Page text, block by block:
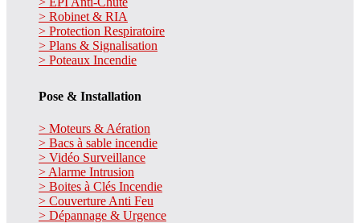
> Robinet & RIA
> Protection Respiratoire
> Plans & Signalisation
> Poteaux Incendie
Pose & Installation
> Moteurs & Aération
> Bacs à sable incendie
> Vidéo Surveillance
> Alarme Intrusion
> Boites à Clés Incendie
> Couverture Anti Feu
> Dépannage & Urgence